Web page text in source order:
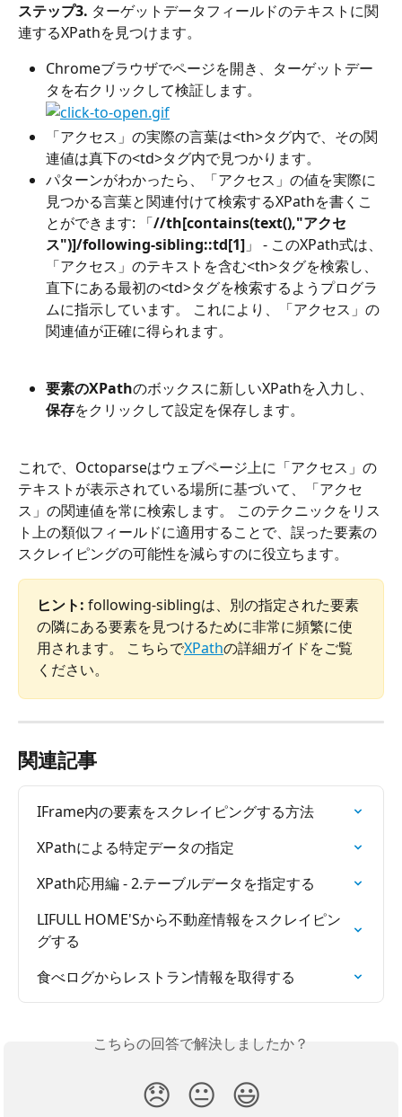
ステップ3. ターゲットデータフィールドのテキストに関
連するXPathを見つけます。
Chromeブラウザでページを開き、ターゲットデー
タを右クリックして検証します。
「アクセス」の実際の言葉は<th>タグ内で、その関
連値は真下の<td>タグ内で見つかります。
パターンがわかったら、「アクセス」の値を実際に
見つかる言葉と関連付けて検索するXPathを書くこ
とができます: 「//th[contains(text(),"アクセ
ス")]/following-sibling::td[1] 」 - このXPath式は、
「アクセス」のテキストを含む<th>タグを検索し、
直下にある最初の<td>タグを検索するようプログラ
ムに指示しています。 これにより、「アクセス」の
関連値が正確に得られます。
要素のXPathのボックスに新しいXPathを入力し、
保存をクリックして設定を保存します。
これで、Octoparseはウェブページ上に「アクセス」の
テキストが表示されている場所に基づいて、「アクセ
ス」の関連値を常に検索します。 このテクニックをリス
ト上の類似フィールドに適用することで、誤った要素の
スクレイピングの可能性を減らすのに役立ちます。
ヒント: following-siblingは、別の指定された要素
の隣にある要素を見つけるために非常に頻繁に使
用されます。 こちらでXPathの詳細ガイドをご覧
ください。
関連記事
IFrame内の要素をスクレイピングする方法
XPathによる特定データの指定
XPath応用編 - 2.テーブルデータを指定する
LIFULL HOME'Sから不動産情報をスクレイピン
グする
食べログからレストラン情報を取得する
こちらの回答で解決しましたか？
😞 😐 😃